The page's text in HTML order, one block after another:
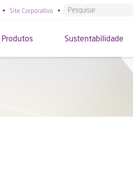
• Site Corporativo •
Produtos Sustentabilidade